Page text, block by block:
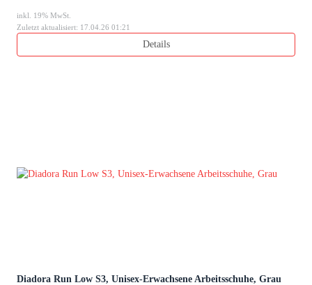
inkl. 19% MwSt.
Zuletzt aktualisiert: 17.04.26 01:21
Details
Diadora Run Low S3, Unisex-Erwachsene Arbeitsschuhe, Grau